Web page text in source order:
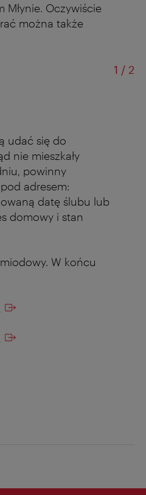
Oczywiście
można także
1 /od
2
udać się do
nie mieszkały
powinny
adresem:
datę ślubu lub
domowy i stan
W końcu